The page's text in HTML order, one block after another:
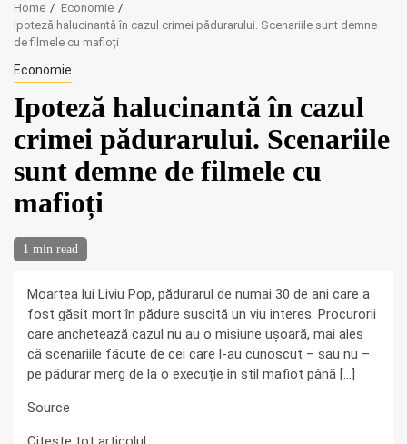
Home
Economie
Ipoteză halucinantă în cazul crimei pădurarului. Scenariile sunt demne
de filmele cu mafioți
Economie
Ipoteză halucinantă în cazul
crimei pădurarului. Scenariile
sunt demne de filmele cu
mafioți
1 min read
Moartea lui Liviu Pop, pădurarul de numai 30 de ani care a
fost găsit mort în pădure suscită un viu interes. Procurorii
care anchetează cazul nu au o misiune ușoară, mai ales
că scenariile făcute de cei care l-au cunoscut – sau nu –
pe pădurar merg de la o execuție în stil mafiot până […]
Source